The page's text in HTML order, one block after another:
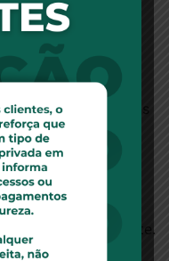
enquanto sua
mas foi excluído
tornou idoso, e
solidária dos mais
sinistralidade
disse.
saúde recentemente.
como